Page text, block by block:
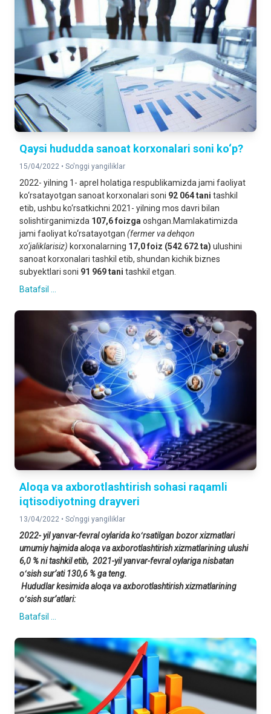
Qaysi hududda sanoat korxonalari soni ko‘p?
15/04/2022 • So'nggi yangiliklar
2022- yilning 1- aprel holatiga respublikamizda jami faoliyat
ko‘rsatayotgan sanoat korxonalari soni 92 064 tani tashkil
etib, ushbu ko‘rsatkichni 2021- yilning mos davri bilan
solishtirganimizda 107,6 foizga oshgan.Mamlakatimizda
jami faoliyat ko‘rsatayotgan (fermer va dehqon
xo‘jaliklarisiz) korxonalarning 17,0 foiz (542 672 ta) ulushini
sanoat korxonalari tashkil etib, shundan kichik biznes
subyektlari soni 91 969 tani tashkil etgan.
Batafsil ...
Aloqa va axborotlashtirish sohasi raqamli
iqtisodiyotning drayveri
13/04/2022 • So'nggi yangiliklar
2022- yil yanvar-fevral oylarida koʻrsatilgan bozor xizmatlari
umumiy hajmida aloqa va axborotlashtirish xizmatlarining ulushi
6,0 % ni tashkil etib, 2021-yil yanvar-fevral oylariga nisbatan
oʻsish surʼati 130,6 % ga teng.
Hududlar kesimida aloqa va axborotlashtirish xizmatlarining
oʻsish surʼatlari:
Batafsil ...